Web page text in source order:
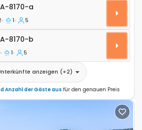
Zaglav, Dugi otok A-8170-a
A-8170-a
1 5
8170-b
A-8170-b
1 5
anzeigen (+2)
Anzahl der Gäste ausfür den genauen Preis